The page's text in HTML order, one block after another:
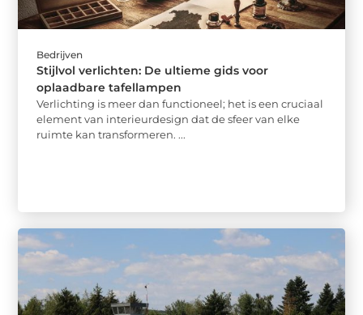
Bedrijven
Stijlvol verlichten: De ultieme gids voor
oplaadbare tafellampen
Verlichting is meer dan functioneel; het is een cruciaal
element van interieurdesign dat de sfeer van elke
ruimte kan transformeren. ...